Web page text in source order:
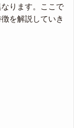
ります。ここで
を解説していき